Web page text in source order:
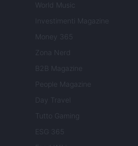
World Music
Investimenti Magazine
Money 365
Zona Nerd
B2B Magazine
People Magazine
Day Travel
Tutto Gaming
ESG 365